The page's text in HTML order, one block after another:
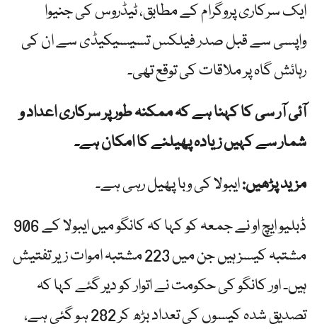
ایک سرکاری پروگرام کے مطابق، ٹیڈروس کی جنیوا
واپسی سے قبل صدر فیلکس تسیسیکیڈی سے ان کی
رہائش گاہ پر ملاقات کی توقع تھی۔
آئی آر سی کا کہنا ہے کہ ممکنہ طور پر سرکاری اعداد و
شمار سے کہیں زیادہ پھیلنے کا امکان ہے۔
مزید پڑھیں:ایبولا کی وبا پھیل رہی ہے۔
ڈبلیو ایچ او نے جمعہ کو کہا کہ کانگو میں ایبولا کے 906
مشتبہ کیسز ہیں جن میں 223 مشتبہ اموات زیر تفتیش
ہیں۔ اور کانگو کی حکومت نے اتوار کو دیر گئے کہا کہ
تصدیق شدہ کیسوں کی تعداد بڑھ کر 282 ہو گئی ہے،